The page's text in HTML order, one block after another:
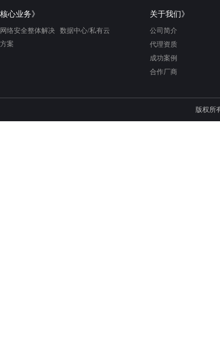
核心业务》
网络安全整体解决
方案
数据中心/私有云
关于我们》
公司简介
代理资质
成功案例
合作厂商
版权所